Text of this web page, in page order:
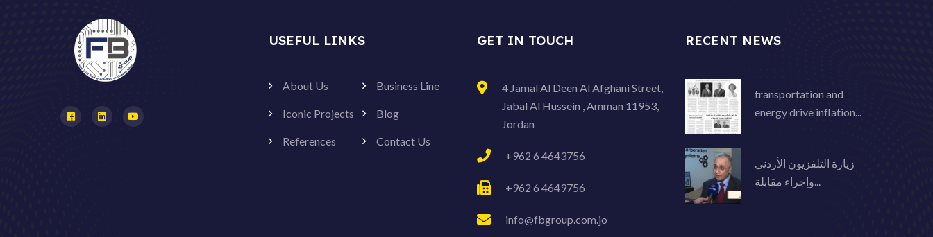
USEFUL LINKS
About Us Business Line
Iconic Projects Blog
References Contact Us
GET IN TOUCH
4 Jamal Al Deen Al Afghani Street,
Jabal Al Hussein , Amman 11953,
Jordan
+962 6 4643756
+962 6 4649756
info@fbgroup.com.jo
RECENT NEWS
transportation and
energy drive inflation...
زيارة التلفزيون الأردني
وإجراء مقابلة...